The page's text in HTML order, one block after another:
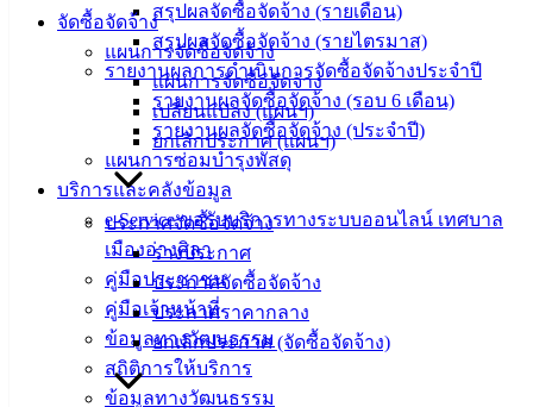
สรุปผลจัดซื้อจัดจ้าง (รายเดือน)
สรุปผลจัดซื้อจัดจ้าง (รายไตรมาส)
รายงานผลการดำเนินการจัดซื้อจัดจ้างประจำปี
รายงานผลจัดซื้อจัดจ้าง (รอบ 6 เดือน)
รายงานผลจัดซื้อจัดจ้าง (ประจำปี)
แผนการซ่อมบำรุงพัสดุ
บริการและคลังข้อมูล
e-Service ขอรับบริการทางระบบออนไลน์ เทศบาล
เมืองอ่างศิลา
คู่มือประชาชน
คู่มือเจ้าหน้าที่
ข้อมูลทางวัฒนธรรม
สถิติการให้บริการ
ข้อมูลทางวัฒนธรรม
จัดซื้อจัดจ้าง
แผนการจัดซื้อจัดจ้าง
แผนการจัดซื้อจัดจ้าง
เปลี่ยนแปลง (แผนฯ)
ยกเลิกประกาศ (แผนฯ)
ประกาศจัดซื้อจัดจ้าง
ร่างประกาศ
ประกาศจัดซื้อจัดจ้าง
ประกาศราคากลาง
ยกเลิกประกาศ (จัดซื้อจัดจ้าง)
เทศบาล
สายตรง
เทศบาล
ผู้บริหาร
และ
หัวหน้า
ราชการ
เทศบาล